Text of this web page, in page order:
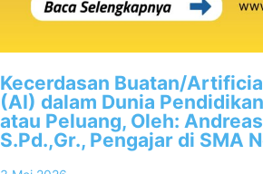
Kecerdasan Buatan/
(AI) dalam Dunia
atau Peluang, Oleh: Andreas
S.Pd.,Gr., Pengajar di SMA